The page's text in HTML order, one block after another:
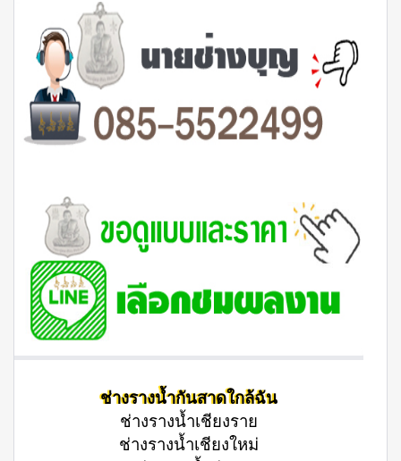
ช่างรางน้ำกันสาดใกล้ฉัน
ช่างรางน้ำเชียงราย
ช่างรางน้ำเชียงใหม่